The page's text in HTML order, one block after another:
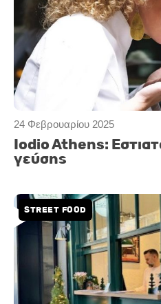
24 Φεβρουαρίου 2025
Iodio Athens:
γεύσης
STREET FOOD